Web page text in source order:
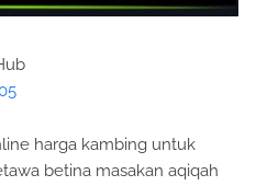
harga kambing untuk
betina masakan aqiqah